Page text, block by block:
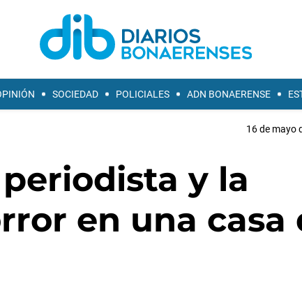
SOCIEDAD POLICIALES ADN BONAERENSE
16 de mayo
y la
en una casa